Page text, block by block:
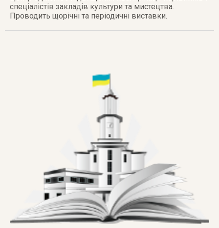
спеціалістів закладів культури та мистецтва.
Проводить щорічні та періодичні виставки.